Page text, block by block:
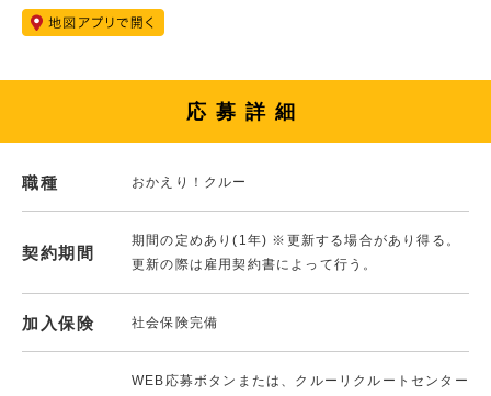
応募詳細
職種 おかえり！クルー
契約期間
期間の定めあり(1年) ※更新する場合があり得る。
更新の際は雇用契約書によって行う。
加入保険 社会保険完備
WEB応募ボタンまたは、クルーリクルートセンター